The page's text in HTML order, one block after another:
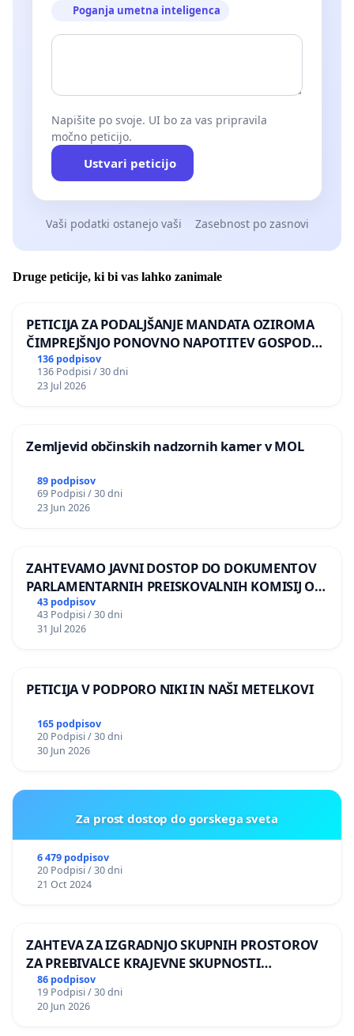
Poganja umetna inteligenca
Napišite po svoje. UI bo za vas pripravila
močno peticijo.
Ustvari peticijo
Vaši podatki ostanejo vaši Zasebnost po zasnovi
Druge peticije, ki bi vas lahko zanimale
PETICIJA ZA PODALJŠANJE MANDATA OZIROMA
ČIMPREJŠNJO PONOVNO NAPOTITEV GOSPODA
BERNARDA ŠRAJNERJA NA VELEPOSLANIŠTVO
REPUBLIKE SLOVENIJE V MOSKVI
136 podpisov
136 Podpisi / 30 dni
23 Jul 2026
Zemljevid občinskih nadzornih kamer v MOL
89 podpisov
69 Podpisi / 30 dni
23 Jun 2026
ZAHTEVAMO JAVNI DOSTOP DO DOKUMENTOV
PARLAMENTARNIH PREISKOVALNIH KOMISIJ O
ILEGALNI TRGOVINI Z OROŽJEM
43 podpisov
43 Podpisi / 30 dni
31 Jul 2026
PETICIJA V PODPORO NIKI IN NAŠI METELKOVI
165 podpisov
20 Podpisi / 30 dni
30 Jun 2026
Za prost dostop do gorskega sveta
6 479 podpisov
20 Podpisi / 30 dni
21 Oct 2024
ZAHTEVA ZA IZGRADNJO SKUPNIH PROSTOROV
ZA PREBIVALCE KRAJEVNE SKUPNOSTI
PRESTRANEK
86 podpisov
19 Podpisi / 30 dni
20 Jun 2026